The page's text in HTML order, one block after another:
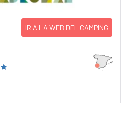
IR A LA WEB DEL CAMPING